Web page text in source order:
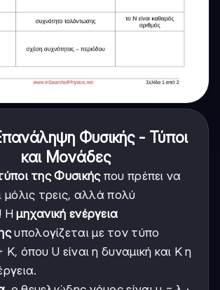
Φυσικής - Τύποι
και Μονάδες
της Φυσικήςπου πρέπει να
μόλις τρεις, αλλά πολύ
Ημηχανική ενέργεια
υπολογίζεται με τον τύπο
K, όπου U είναι η δυναμική και K η